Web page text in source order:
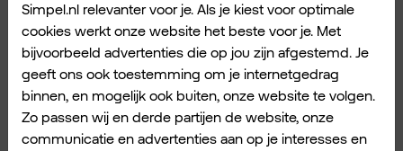
Simpel.nl relevanter voor je. Als je kiest voor optimale
cookies werkt onze website het beste voor je. Met
bijvoorbeeld advertenties die op jou zijn afgestemd. Je
geeft ons ook toestemming om je internetgedrag
binnen, en mogelijk ook buiten, onze website te volgen.
Zo passen wij en derde partijen de website, onze
communicatie en advertenties aan op je interesses en